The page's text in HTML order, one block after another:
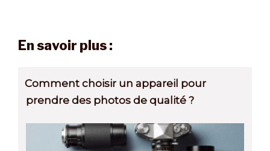
En savoir plus :
Comment choisir un appareil pour
prendre des photos de qualité ?